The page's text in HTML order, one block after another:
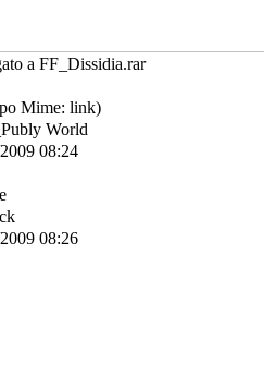
a FF_Dissidia.rar
Mime: link)
World
08:24
08:26